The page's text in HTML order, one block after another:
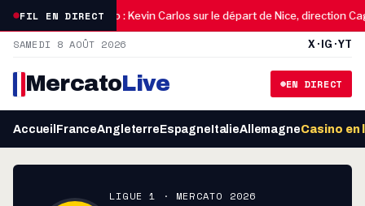
FIL EN DIRECT
03:30 Mercato : Kevin Carlos sur le départ de Nice, direction
SAMEDI 8 AOÛT 2026 X · IG · YT
MercatoLive EN DIRECT
Accueil FranceAngleterreEspagneItalieAllemagneCasino en
LIGUE 1 · MERCATO 2026